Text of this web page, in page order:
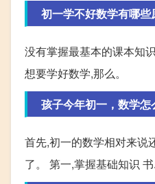
初一学不好数学有哪
没有掌握最基本的课本知
想要学好数学,那么。
孩子今年初一，数学
首先,初一的数学相对来说
了。 第一,掌握基础知识 书